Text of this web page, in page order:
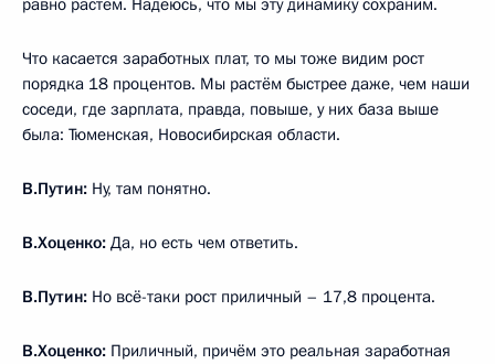
равно растём. Надеюсь, что мы эту динамику сохраним.
Что касается заработных плат, то мы тоже видим рост
порядка 18 процентов. Мы растём быстрее даже, чем наши
соседи, где зарплата, правда, повыше, у них база выше
была: Тюменская, Новосибирская области.
В.Путин: Ну, там понятно.
В.Хоценко: Да, но есть чем ответить.
В.Путин: Но всё-таки рост приличный – 17,8 процента.
В.Хоценко: Приличный, причём это реальная заработная